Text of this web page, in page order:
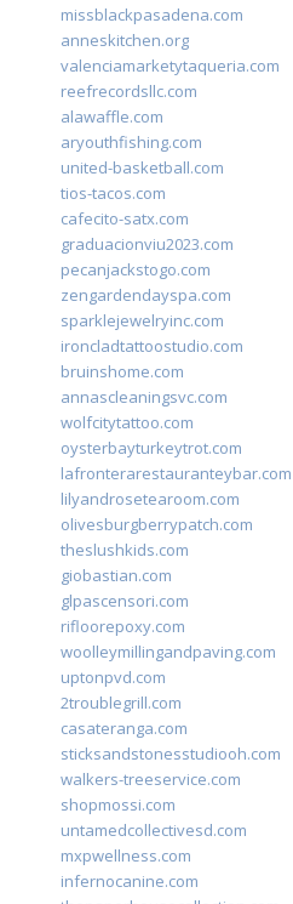
missblackpasadena.com
anneskitchen.org
valenciamarketytaqueria.com
reefrecordsllc.com
alawaffle.com
aryouthfishing.com
united-basketball.com
tios-tacos.com
cafecito-satx.com
graduacionviu2023.com
pecanjackstogo.com
zengardendayspa.com
sparklejewelryinc.com
ironcladtattoostudio.com
bruinshome.com
annascleaningsvc.com
wolfcitytattoo.com
oysterbayturkeytrot.com
lafronterarestauranteybar.com
lilyandrosetearoom.com
olivesburgberrypatch.com
theslushkids.com
giobastian.com
glpascensori.com
rifloorepoxy.com
woolleymillingandpaving.com
uptonpvd.com
2troublegrill.com
casateranga.com
sticksandstonesstudiooh.com
walkers-treeservice.com
shopmossi.com
untamedcollectivesd.com
mxpwellness.com
infernocanine.com